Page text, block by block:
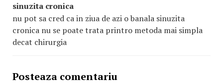
sinuzita cronica
nu pot sa cred ca in ziua de azi o banala sinuzita
cronica nu se poate trata printro metoda mai simpla
decat chirurgia
Posteaza comentariu